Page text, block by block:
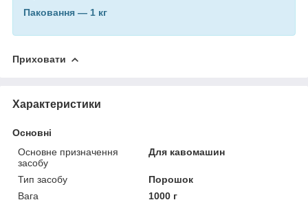
Паковання — 1 кг
Приховати
Характеристики
Основні
Основне призначення
засобу
Для кавомашин
Тип засобу
Порошок
Вага
1000 г